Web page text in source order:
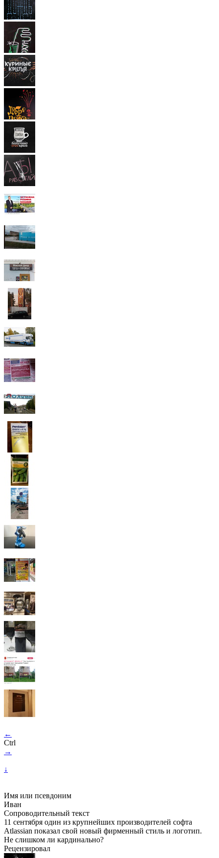
←
Ctrl
→
↓
Имя или псевдоним
Иван
Сопроводительный текст
11 сентября один из крупнейших производителей софта
Atlassian показал свой новый фирменный стиль и логотип.
Не слишком ли кардинально?
Рецензировал